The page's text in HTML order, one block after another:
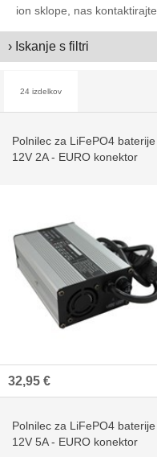
ion sklope, nas kontaktirajte
› Iskanje s filtri
24 izdelkov
Polnilec za LiFePO4 baterije
12V 2A - EURO konektor
32,95 €
Polnilec za LiFePO4 baterije
12V 5A - EURO konektor